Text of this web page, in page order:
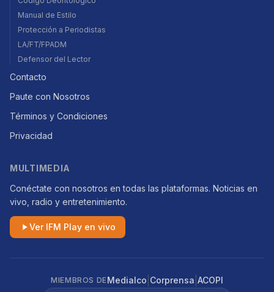
Manual de Estilo
Protección a Periodistas
LA/FT/FPADM
Defensor del Lector
Contacto
Paute con Nosotros
Términos y Condiciones
Privacidad
MULTIMEDIA
Conéctate con nosotros en todas las plataformas. Noticias en
vivo, radio y entretenimiento.
Ver IFM Play en vivo
MIEMBROS DEMedialco Corprensa ACOPI